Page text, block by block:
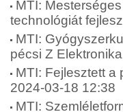
MTI:
technológiát
MTI:
pécsi Z
MTI: Fejlesztett a
2024-03-18 12:38
MTI: